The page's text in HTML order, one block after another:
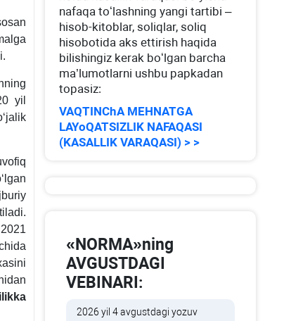
yil
nafaqa toʻlashning yangi tartibi –
hisob-kitoblar, soliqlar, soliq
hisobotida aks ettirish haqida
bilishingiz kerak boʻlgan barcha
ma’lumotlarni ushbu papkadan
topasiz:
VAQTINChA MEHNATGA
LAYoQATSIZLIK NAFAQASI
(KASALLIK VARAQASI) > >
«NORMA»ning
AVGUSTDAGI
VEBINARI:
2026 yil 4 avgustdagi yozuv